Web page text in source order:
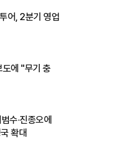
어, 2분기 영업
도에 "무기 충
수·진종오에
확대